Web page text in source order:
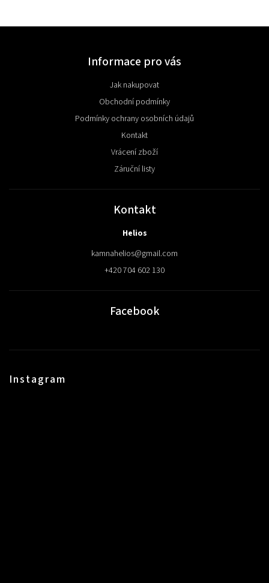
Informace pro vás
Jak nakupovat
Obchodní podmínky
Podmínky ochrany osobních údajů
Kontakt
Vrácení zboží
Záruční listy
Kontakt
Helios
kamnahelios@gmail.com
+420 704 602 130
Facebook
Instagram